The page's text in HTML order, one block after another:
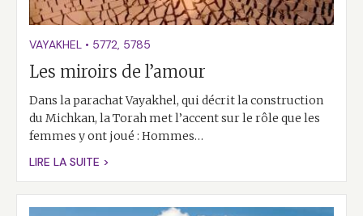
VAYAKHEL • 5772, 5785
Les miroirs de l’amour
Dans la parachat Vayakhel, qui décrit la construction
du Michkan, la Torah met l’accent sur le rôle que les
femmes y ont joué : Hommes…
LIRE LA SUITE >